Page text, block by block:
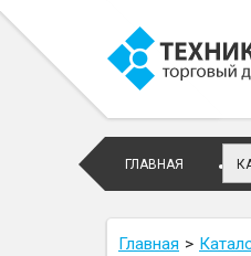
ГЛАВНАЯ
Главная